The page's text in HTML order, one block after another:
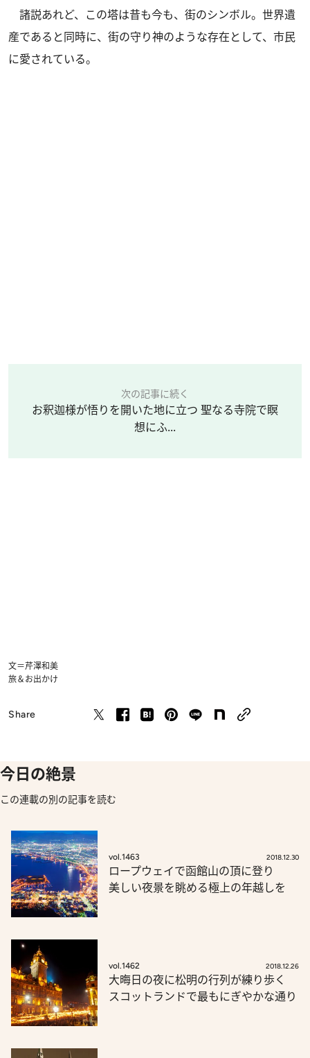
諸説あれど、この塔は昔も今も、街のシンボル。世界遺
産であると同時に、街の守り神のような存在として、市民
に愛されている。
次の記事に続く
お釈迦様が悟りを開いた地に立つ 聖なる寺院で瞑
想にふ...
文＝芹澤和美
旅＆お出かけ
Share
今日の絶景
この連載の別の記事を読む
vol.1463 2018.12.30
ロープウェイで函館山の頂に登り
美しい夜景を眺める極上の年越しを
vol.1462 2018.12.26
大晦日の夜に松明の行列が練り歩く
スコットランドで最もにぎやかな通り